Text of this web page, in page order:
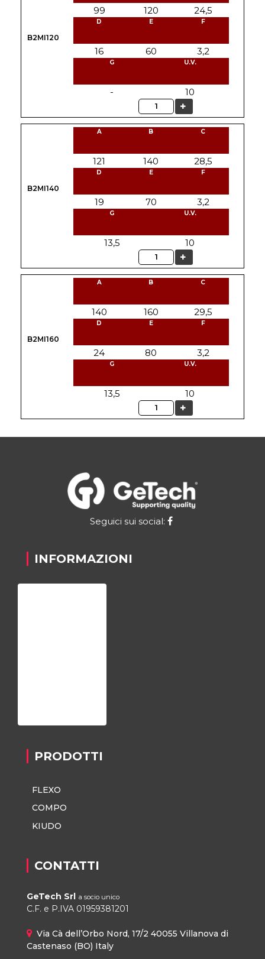
B2MI120
99 120 24,5
D
16
E
60
F
3,2
G
-
U.V.
10
Quantità
B2MI140
A
121
B
140
C
28,5
D
19
E
70
F
3,2
G
13,5
U.V.
10
Quantità
B2MI160
A
140
B
160
C
29,5
D
24
E
80
F
3,2
G
13,5
U.V.
10
Quantità
Seguici sui social:
INFORMAZIONI
PRODOTTI
FLEXO
COMPO
KIUDO
CONTATTI
GeTech Srl a socio unico
C.F. e P.IVA 01959381201
Via Cà dell’Orbo Nord, 17/2 40055 Villanova di
Castenaso (BO) Italy